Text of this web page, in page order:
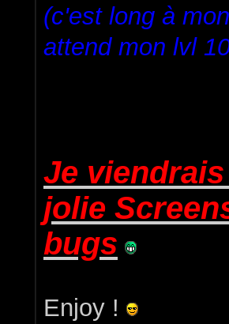
(c'est long à
attend mon lvl
Je
jolie
bugs
Enjoy !